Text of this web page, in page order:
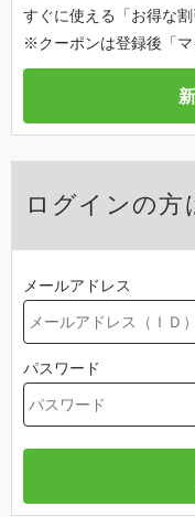
すぐに使える「お得な
※クーポンは登録後「マ
ログインの方
メールアドレス
パスワード